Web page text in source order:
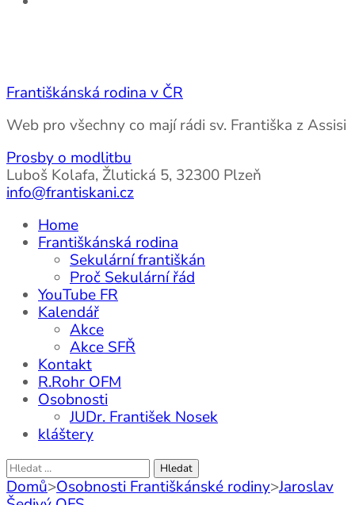
Františkánská rodina v ČR
Web pro všechny co mají rádi sv. Františka z Assisi
Prosby o modlitbu
Luboš Kolafa, Žlutická 5, 32300 Plzeň
info@frantiskani.cz
Home
Františkánská rodina
Sekulární františkán
Proč Sekulární řád
YouTube FR
Kalendář
Akce
Akce SFŘ
Kontakt
R.Rohr OFM
Osobnosti
JUDr. František Nosek
kláštery
Vyhledávání
Domů>Osobnosti Františkánské rodiny>Jaroslav